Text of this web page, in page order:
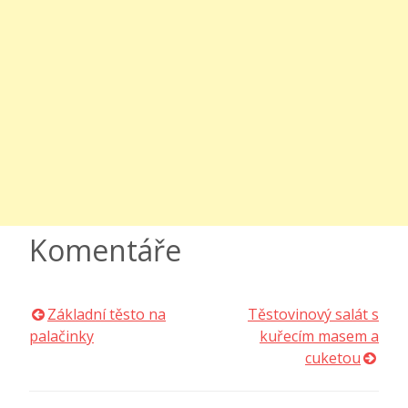
Komentáře
Navigace
Základní těsto na
palačinky
Těstovinový salát s
kuřecím masem a
cuketou